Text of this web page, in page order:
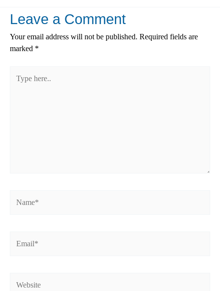
Leave a Comment
Your email address will not be published. Required fields are
marked *
here..